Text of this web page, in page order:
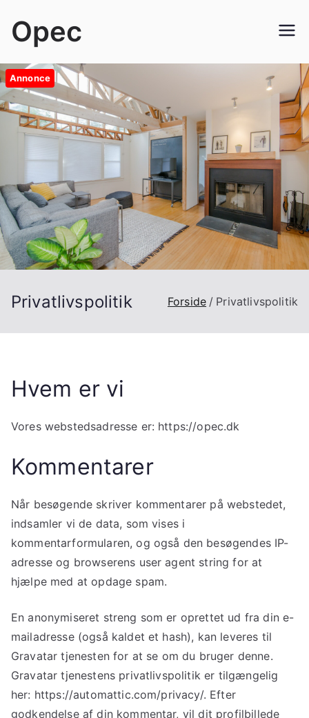
indhold
Opec
Annonce
Privatlivspolitik Forside Privatlivspolitik
Hvem er vi
Vores webstedsadresse er: https://opec.dk
Kommentarer
Når besøgende skriver kommentarer på webstedet,
indsamler vi de data, som vises i
kommentarformularen, og også den besøgendes IP-
adresse og browserens user agent string for at
hjælpe med at opdage spam.
En anonymiseret streng som er oprettet ud fra din e-
mailadresse (også kaldet et hash), kan leveres til
Gravatar tjenesten for at se om du bruger denne.
Gravatar tjenestens privatlivspolitik er tilgængelig
her: https://automattic.com/privacy/. Efter
godkendelse af din kommentar, vil dit profilbillede